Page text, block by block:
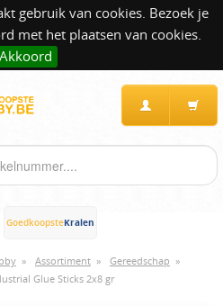
gebruik van cookies. Bezoek je
met het plaatsen van cookies.
Akkoord
GoedkoopsteKralen
» Assortiment » Gereedschap »
Glue Sticks 2x8 gr